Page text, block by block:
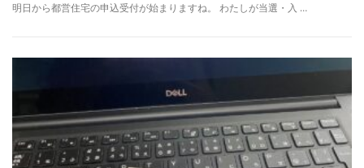
明日から都営住宅の申込受付が始まりますね。 わたしが当選・入 …